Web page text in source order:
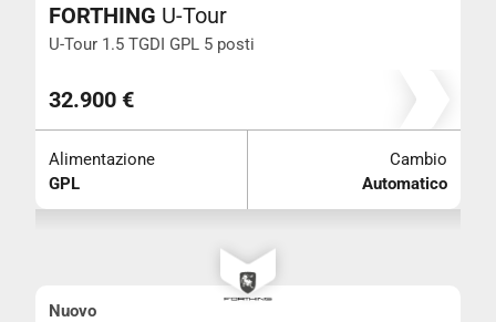
Cambio
Colore
+ di 5 posti
AVANZATA
FORTHING U-Tour
U-Tour 1.5 TGDI GPL 5 posti
32.900 €
Alimentazione
GPL
Cambio
Automatico
Nuovo